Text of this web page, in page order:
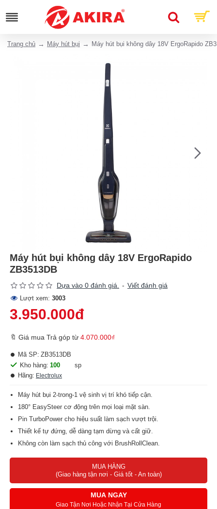
Trang chủ Máy hút bụi Máy hút bụi không dây 18V ErgoRapido
Máy hút bụi không dây 18V ErgoRapido
ZB3513DB
Dựa vào 0 đánh giá. - Viết đánh giá
Lượt xem: 3003
3.950.000đ
🔖 Giá mua Trả góp từ 4.070.000₫
Kho hàng: 100
sp
Hãng: Electrolux
Mã SP: ZB3513DB
Máy hút bụi 2-trong-1 vệ sinh vị trí khó tiếp cận.
180° EasySteer cơ động trên mọi loại mặt sàn.
Pin TurboPower cho hiệu suất làm sạch vượt trội.
Thiết kế tự đứng, dễ dàng tạm dừng và cất giữ.
Không còn làm sạch thủ công với BrushRollClean.
MUA HÀNG
(Giao hàng tận nơi - Giá tốt - An toàn)
MUA NGAY
Giao Tận Nơi Hoặc Nhận Tại Cửa Hàng